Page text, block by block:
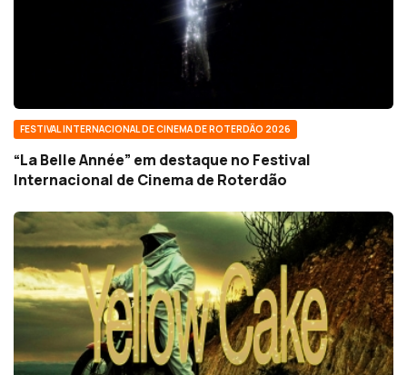
FESTIVAL INTERNACIONAL DE CINEMA DE ROTERDÃO 2026
“La Belle Année” em destaque no Festival
Internacional de Cinema de Roterdão